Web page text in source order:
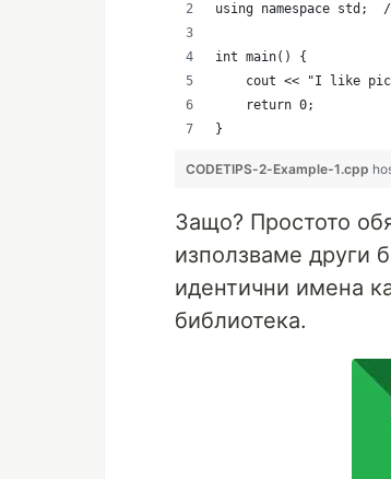
using namespace std;
int main() {
cout << "I like
    return 0;
}
CODETIPS-2-Example-1.cpp
Защо? Простото
използваме други
идентични имена
библиотека.